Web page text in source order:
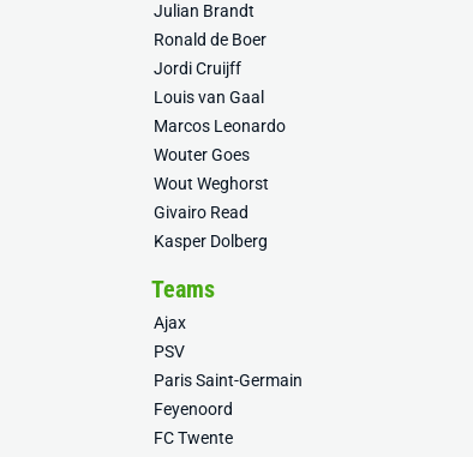
Julian Brandt
Ronald de Boer
Jordi Cruijff
Louis van Gaal
Marcos Leonardo
Wouter Goes
Wout Weghorst
Givairo Read
Kasper Dolberg
Teams
Ajax
PSV
Paris Saint-Germain
Feyenoord
FC Twente